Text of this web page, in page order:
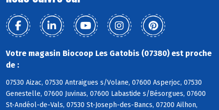
Votre magasin Biocoop Les Gatobis (07380) est proche
de :
07530 Aizac, 07530 Antraigues s/Volane, 07600 Asperjoc, 07530
Genestelle, 07600 Juvinas, 07600 Labastide s/Bésorgues, 07600
St-Andéol-de-Vals, 07530 St-Joseph-des-Bancs, 07200 Ailhon,